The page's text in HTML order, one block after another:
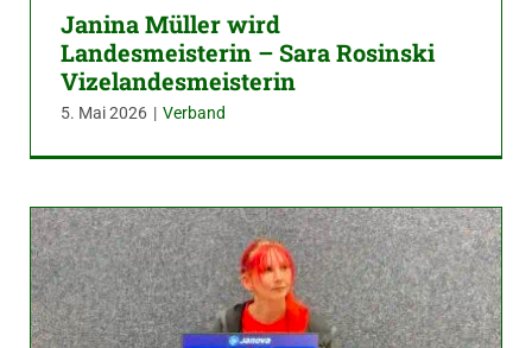
Janina Müller wird
Landesmeisterin – Sara Rosinski
Vizelandesmeisterin
5. Mai 2026 | Verband